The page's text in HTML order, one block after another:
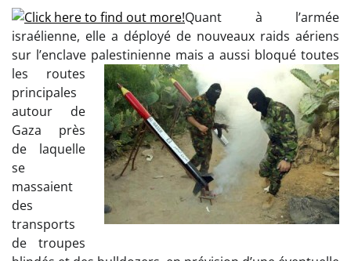
Quant à l’armée
israélienne, elle a déployé de nouveaux raids aériens
sur l’enclave palestinienne mais a aussi bloqué toutes
les routes
principales
autour de
Gaza près
de laquelle
se
massaient
des
transports
de troupes